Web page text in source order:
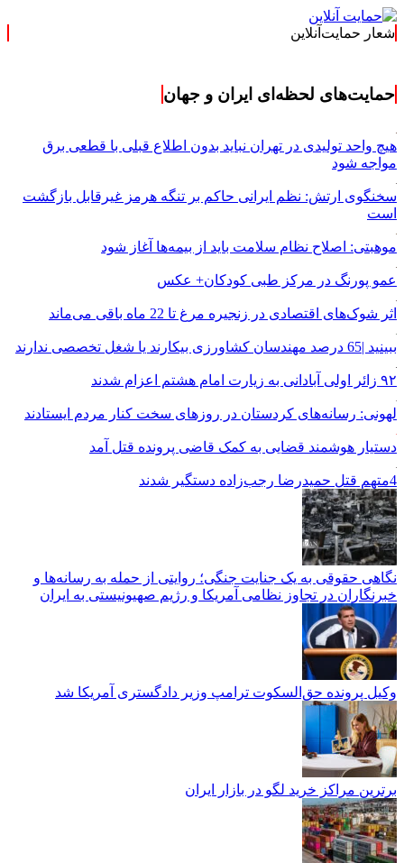
شعار حمایت‌آنلاین
حمایت‌های لحظه‌ای ایران و جهان
هیچ واحد تولیدی در تهران نباید بدون اطلاع قبلی با قطعی برق
مواجه شود
سخنگوی ارتش: نظم ایرانی حاکم بر تنگه هرمز غیرقابل بازگشت
است
موهبتی: اصلاح نظام سلامت باید از بیمه‌ها آغاز شود
عمو پورنگ در مرکز طبی کودکان+ عکس
اثر شوک‌های اقتصادی در زنجیره مرغ تا 22 ماه باقی می‌ماند
ببینید |65 درصد مهندسان کشاورزی بیکارند یا شغل تخصصی ندارند
۹۲ زائر اولی آبادانی به زیارت امام هشتم اعزام شدند
لهونی: رسانه‌های کردستان در روزهای سخت کنار مردم ایستادند
دستیار هوشمند قضایی به کمک قاضی پرونده قتل آمد
4متهم قتل حمیدرضا رجب‌زاده دستگیر شدند
نگاهی حقوقی به یک جنایت جنگی؛ روایتی از حمله به رسانه‌ها و
خبرنگاران در تجاوز نظامی آمریکا و رژیم صهیونیستی به ایران
وکیل پرونده حق‌السکوت ترامپ وزیر دادگستری آمریکا شد
برترین مراکز خرید لگو در بازار ایران